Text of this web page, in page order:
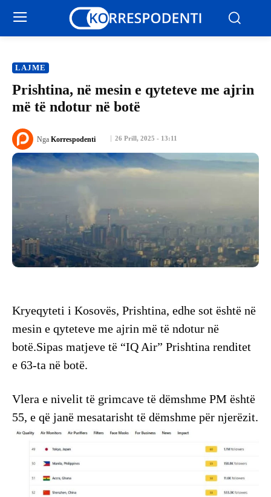
LAJME
Prishtina, në mesin e qyteteve me ajrin
më të ndotur në botë
26 Prill, 2025 - 13:11
Nga Korrespodenti
Kryeqyteti i Kosovës, Prishtina, edhe sot është në
mesin e qyteteve me ajrin më të ndotur në
botë.Sipas matjeve të “IQ Air” Prishtina renditet
e 63-ta në botë.
Vlera e nivelit të grimcave të dëmshme PM është
55, e që janë mesatarisht të dëmshme për njerëzit.